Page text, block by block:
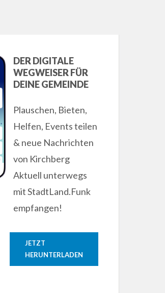
DER DIGITALE
WEGWEISER FÜR
DEINE GEMEINDE
Plauschen, Bieten,
Helfen, Events teilen
& neue Nachrichten
von Kirchberg
Aktuell unterwegs
mit StadtLand.Funk
empfangen!
JETZT
HERUNTERLADEN